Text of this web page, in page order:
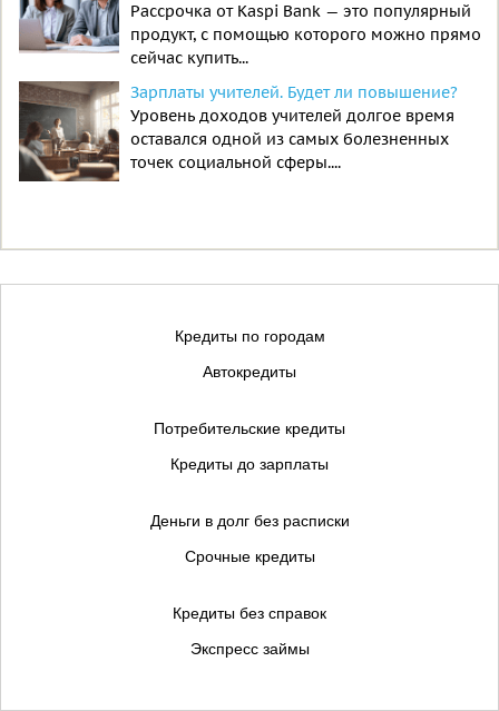
Рассрочка от Kaspi Bank — это популярный
продукт, с помощью которого можно прямо
сейчас купить...
Зарплаты учителей. Будет ли повышение?
Уровень доходов учителей долгое время
оставался одной из самых болезненных
точек социальной сферы....
Кредиты по городам
Автокредиты
Потребительские кредиты
Кредиты до зарплаты
Деньги в долг без расписки
Срочные кредиты
Кредиты без справок
Экспресс займы